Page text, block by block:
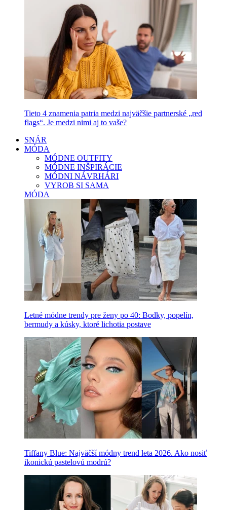
Tieto 4 znamenia patria medzi najväčšie partnerské „red
flags“. Je medzi nimi aj to vaše?
SNÁR
MÓDA
MÓDNE OUTFITY
MÓDNE INŠPIRÁCIE
MÓDNI NÁVRHÁRI
VYROB SI SAMA
MÓDA
Letné módne trendy pre ženy po 40: Bodky, popelín,
bermudy a kúsky, ktoré lichotia postave
Tiffany Blue: Najväčší módny trend leta 2026. Ako nosiť
ikonickú pastelovú modrú?